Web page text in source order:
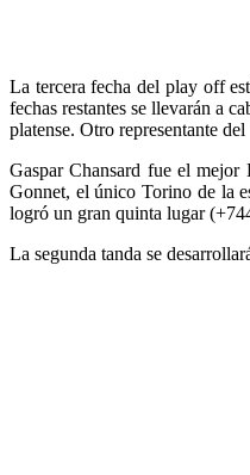
La tercera fecha del play off
fechas restantes se llevarán a
platense. Otro representante
Gaspar Chansard fue el
Gonnet, el único Torino de la
logró un gran quinta lugar
La segunda tanda se